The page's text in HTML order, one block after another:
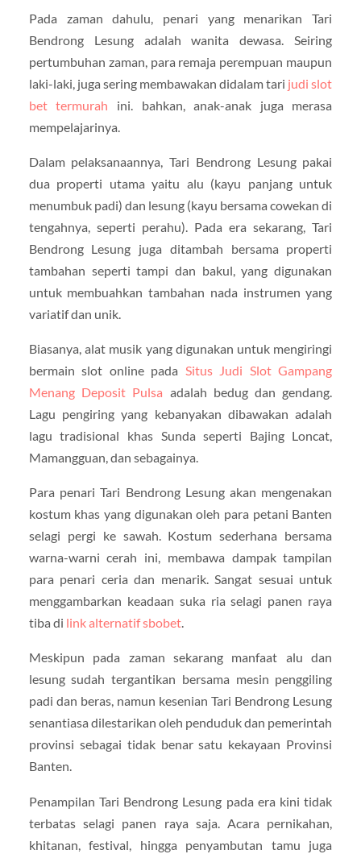
Pada zaman dahulu, penari yang menarikan Tari
Bendrong Lesung adalah wanita dewasa. Seiring
pertumbuhan zaman, para remaja perempuan maupun
laki-laki, juga sering membawakan didalam tari judi slot
bet termurah ini. bahkan, anak-anak juga merasa
mempelajarinya.
Dalam pelaksanaannya, Tari Bendrong Lesung pakai
dua properti utama yaitu alu (kayu panjang untuk
menumbuk padi) dan lesung (kayu bersama cowekan di
tengahnya, seperti perahu). Pada era sekarang, Tari
Bendrong Lesung juga ditambah bersama properti
tambahan seperti tampi dan bakul, yang digunakan
untuk membuahkan tambahan nada instrumen yang
variatif dan unik.
Biasanya, alat musik yang digunakan untuk mengiringi
bermain slot online pada Situs Judi Slot Gampang
Menang Deposit Pulsa adalah bedug dan gendang.
Lagu pengiring yang kebanyakan dibawakan adalah
lagu tradisional khas Sunda seperti Bajing Loncat,
Mamangguan, dan sebagainya.
Para penari Tari Bendrong Lesung akan mengenakan
kostum khas yang digunakan oleh para petani Banten
selagi pergi ke sawah. Kostum sederhana bersama
warna-warni cerah ini, membawa dampak tampilan
para penari ceria dan menarik. Sangat sesuai untuk
menggambarkan keadaan suka ria selagi panen raya
tiba di link alternatif sbobet.
Meskipun pada zaman sekarang manfaat alu dan
lesung sudah tergantikan bersama mesin penggiling
padi dan beras, namun kesenian Tari Bendrong Lesung
senantiasa dilestarikan oleh penduduk dan pemerintah
provinsi sebagai tidak benar satu kekayaan Provinsi
Banten.
Penampilan Tari Bendrong Lesung pada era kini tidak
terbatas selagi panen raya saja. Acara pernikahan,
khitanan, festival, hingga penyambutan tamu juga